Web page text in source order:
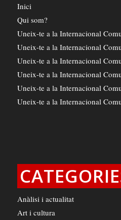
Inici
Qui som?
Uneix-te a la Internacional
Uneix-te a la Internacional
Uneix-te a la Internacional
Uneix-te a la Internacional
Uneix-te a la Internacional
Uneix-te a la Internacional
Anàlisi i actualitat
Art i cultura